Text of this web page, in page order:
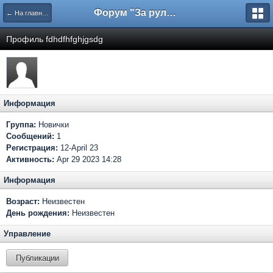
← На главную Форум "За рулем"
Профиль fdhdfhfghjgsdg
Информация
Группа: Новички
Сообщений: 1
Регистрация: 12-April 23
Активность: Apr 29 2023 14:28
Информация
Возраст: Неизвестен
День рождения: Неизвестен
Управление
Публикации